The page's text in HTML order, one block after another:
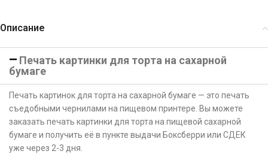
Описание
Печать картинки для торта на сахарной
бумаге
Печать картинок для торта на сахарной бумаге — это печать
съедобными чернилами на пищевом принтере. Вы можете
заказать печать картинки для торта на пищевой сахарной
бумаге и получить её в пункте выдачи Боксберри или СДЕК
уже через 2-3 дня.